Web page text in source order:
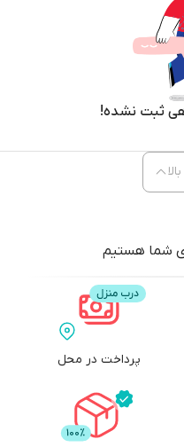
در خانه، هنگام خواب یا حتی
باعث می‌شود این محصول دوام
مکرر نیز کیفیت و نرمی
ثبت نشده!
شما هستیم
پرداخت در محل